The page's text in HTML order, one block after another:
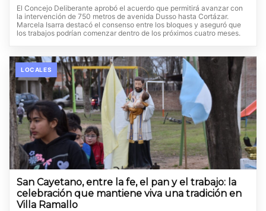
El Concejo Deliberante aprobó el acuerdo que permitirá avanzar con
la intervención de 750 metros de avenida Dusso hasta Cortázar.
Marcela Isarra destacó el consenso entre los bloques y aseguró que
los trabajos podrían comenzar dentro de los próximos cuatro meses.
LOCALES
San Cayetano, entre la fe, el pan y el trabajo: la
celebración que mantiene viva una tradición en
Villa Ramallo